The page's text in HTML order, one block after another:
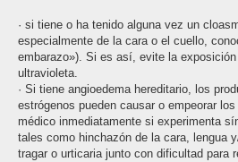
· si tiene o ha tenido alguna vez un
especialmente de la cara o el cuello,
embarazo»). Si es así, evite la
ultravioleta.
· Si tiene angioedema hereditario, los
estrógenos pueden causar o empeorar
médico inmediatamente si experimenta
tales como hinchazón de la cara, lengua
tragar o urticaria junto con dificultad para